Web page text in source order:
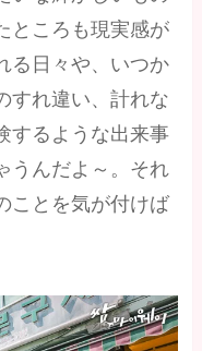
ところも現実感が
る日々や、いつか
すれ違い、計れな
するような出来事
うんだよ～。それ
ことを気が付けば